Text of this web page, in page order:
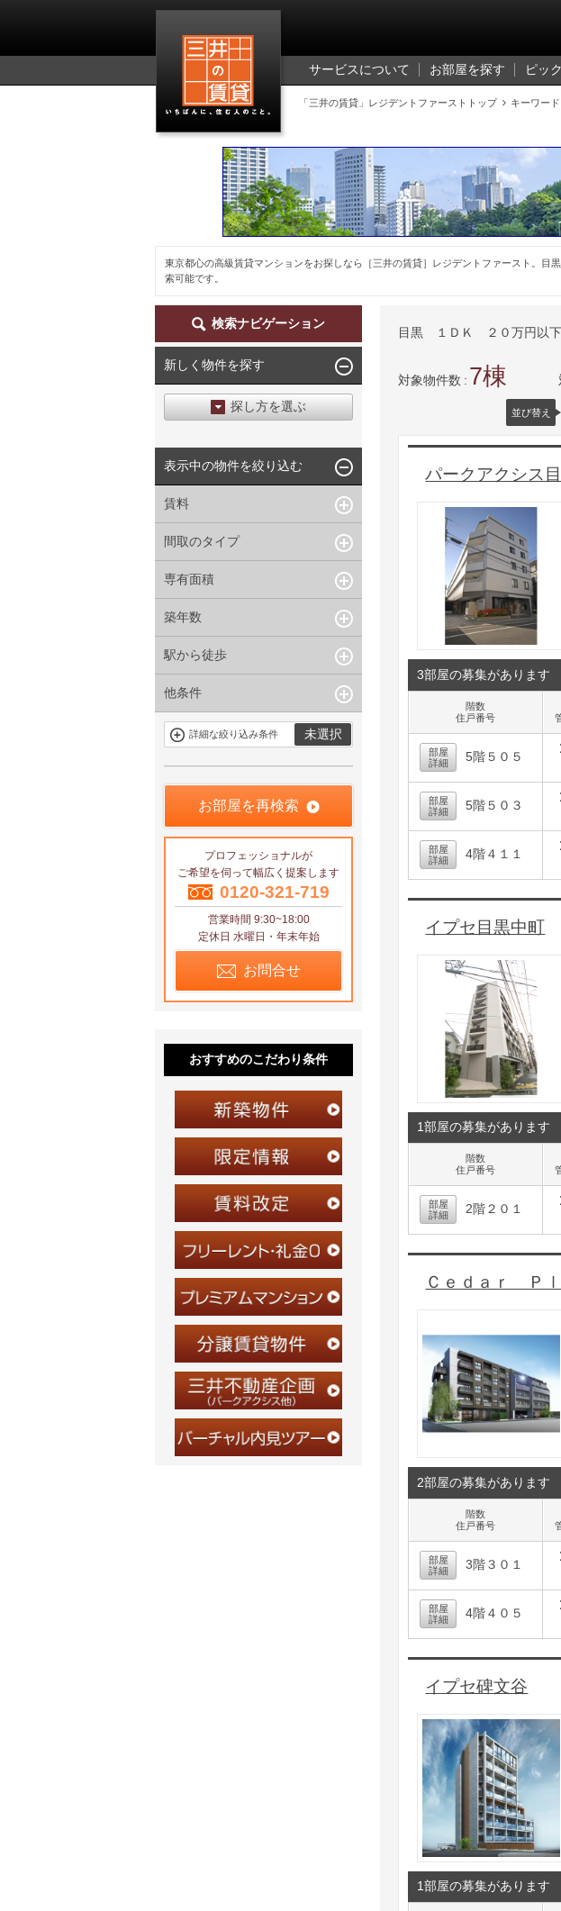
サービスについて お部屋を探す ピッ
「三井の賃貸」レジデントファーストトップ  キーワー
東京都心の高級賃貸マンションをお探しなら［三井の賃貸］レジデントファースト。
索可能です。
目黒 １ＤＫ ２０万円以下
対象物件数 7
並び替え
パークアクシス
3部屋の募集があります
階数
住戸番号
部屋
詳細
5階５０５
部屋
詳細
5階５０３
部屋
詳細
4階４１１
イプセ目黒中町
1部屋の募集があります
階数
住戸番号
部屋
詳細
2階２０１
Ｃｅｄａｒ Ｐ
2部屋の募集があります
階数
住戸番号
部屋
詳細
3階３０１
部屋
詳細
4階４０５
イプセ碑文谷
1部屋の募集があります
検索ナビゲーション
新しく物件を探す
探し方を選ぶ
区から探す
地図から探す
沿線から探す
表示中の物件を絞り込む
賃料
下限なし
礼金なし
敷金なし
礼金１ヶ月以下
フリーレント付き
間取のタイプ
1R〜1K
1DK〜1LDK
4LDK〜
専有面積
指定なし
築年数
指定なし
5年以内
15年以内
駅から徒歩
指定なし
10分以内
15分以内
他条件
駐車場有
当社限定物件
まない
件
申込無し物件
のみ表示
詳細な絞り込み条件 未選択
お部屋を再検索
プロフェッショナルが
ご希望を伺って幅広く提案します
0120-321-719
営業時間 9:30~18:00
定休日 水曜日・年末年始
お問合せ
おすすめのこだわり条件